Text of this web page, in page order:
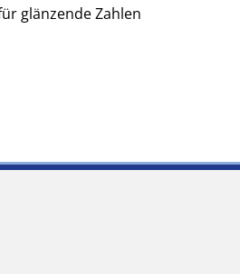
glänzende Zahlen